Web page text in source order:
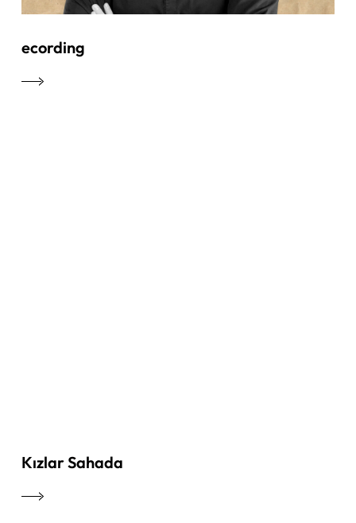
ecording
Kızlar Sahada